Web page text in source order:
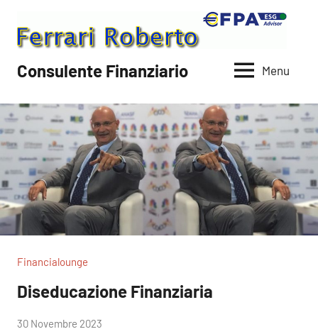
contenuto
Consulente Finanziario Menu
Financialounge
Diseducazione Finanziaria
di
30 Novembre 2023